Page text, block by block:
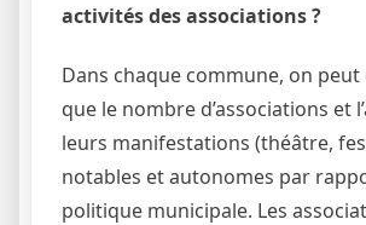
activités des associations ?
Dans chaque commune, on
que le nombre d’associations et
leurs manifestations (théâtre,
notables et autonomes par
politique municipale. Les